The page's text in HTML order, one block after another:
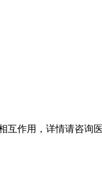
互作用，详情请咨询医